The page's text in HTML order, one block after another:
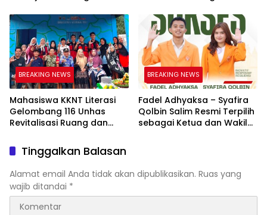
Keberanian Lawan Bullying
Baca Anak Melalui
Membaca Nyaring
BREAKING NEWS
Mahasiswa KKNT Literasi
Gelombang 116 Unhas
Revitalisasi Ruang dan
Tolo, Hadirkan CAKRAWALA
sebagai Pusat Literasi
Masyarakat
BREAKING NEWS
Fadel Adhyaksa – Syafira
Qolbin Salim Resmi Terpilih
sebagai Ketua dan Wakil
Tinggalkan Balasan
Alamat email Anda tidak akan dipublikasikan. Ruas yang
wajib ditandai *